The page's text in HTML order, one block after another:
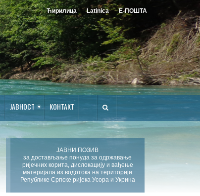
Ћирилица Latinica Е-ПОШТА
ЈАВНОСТ КОНТАКТ
ЈАВНИ ПОЗИВ
за достављање понуда за одржавање
ријечних корита, дислокацију и вађење
материјала из водотока на територији
Републике Српске ријека Усора и Укрина